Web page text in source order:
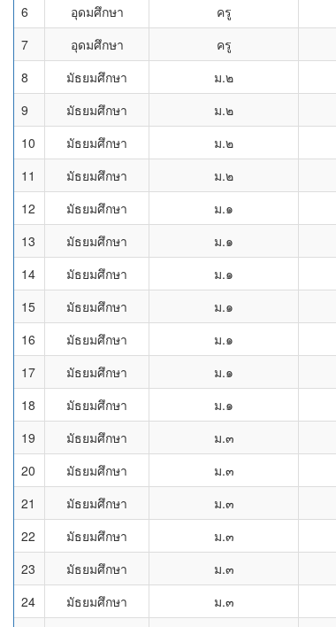
6
อุดมศึกษา ครู
7
อุดมศึกษา ครู
8
มัธยมศึกษา ม.๒
9
มัธยมศึกษา ม.๒
10
มัธยมศึกษา ม.๒
11
มัธยมศึกษา ม.๒
12
มัธยมศึกษา ม.๑
13
มัธยมศึกษา ม.๑
14
มัธยมศึกษา ม.๑
15
มัธยมศึกษา ม.๑
16
มัธยมศึกษา ม.๑
17
มัธยมศึกษา ม.๑
18
มัธยมศึกษา ม.๑
19
มัธยมศึกษา ม.๓
20
มัธยมศึกษา ม.๓
21
มัธยมศึกษา ม.๓
22
มัธยมศึกษา ม.๓
23
มัธยมศึกษา ม.๓
24
มัธยมศึกษา ม.๓